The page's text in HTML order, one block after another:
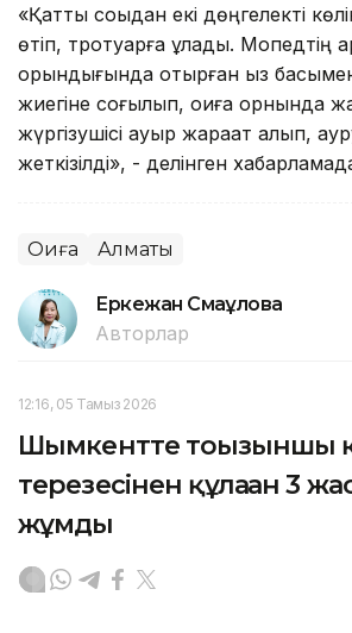
«Қатты соққыдан екі дөңгелекті
өтіп, тротуарға құлады. Мопедтің
орындығында отырған қыз
жиегіне соғылып, оқиға орнында
жүргізушісі ауыр жарақат алып,
жеткізілді», - делінген
Оқиға Алматы
Еркежан Смағұлова
Авторлар
12:16, 05 Тамыз 2026
Шымкентте тоғызыншы
терезесінен құлаған 3
жұмды